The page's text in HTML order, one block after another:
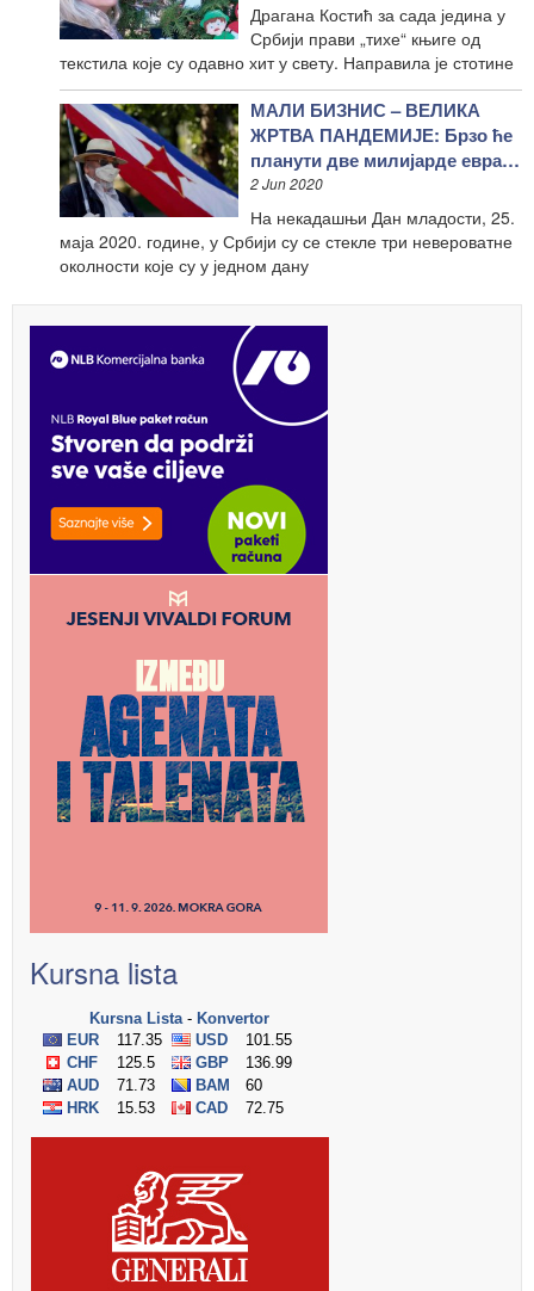
Драгана Костић за сада једина у
Србији прави „тихе“ књиге од
текстила које су одавно хит у свету. Направила је стотине
МАЛИ БИЗНИС – ВЕЛИКА
ЖРТВА ПАНДЕМИЈЕ: Брзо ће
планути две милијарде евра…
2 Jun 2020
На некадашњи Дан младости, 25.
маја 2020. године, у Србији су се стекле три невероватне
околности које су у једном дану
Kursna lista